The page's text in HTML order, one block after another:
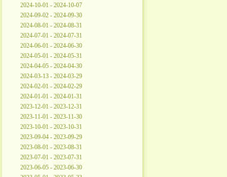
2024-10-01 - 2024-10-07
2024-09-02 - 2024-09-30
2024-08-01 - 2024-08-31
2024-07-01 - 2024-07-31
2024-06-01 - 2024-06-30
2024-05-01 - 2024-05-31
2024-04-05 - 2024-04-30
2024-03-13 - 2024-03-29
2024-02-01 - 2024-02-29
2024-01-01 - 2024-01-31
2023-12-01 - 2023-12-31
2023-11-01 - 2023-11-30
2023-10-01 - 2023-10-31
2023-09-04 - 2023-09-29
2023-08-01 - 2023-08-31
2023-07-01 - 2023-07-31
2023-06-05 - 2023-06-30